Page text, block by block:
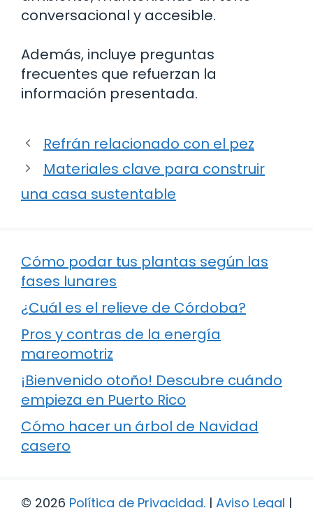
conversacional y accesible.
Además, incluye preguntas
frecuentes que refuerzan la
información presentada.
Refrán relacionado con el pez
Materiales clave para construir
una casa sustentable
Cómo podar tus plantas según las
fases lunares
¿Cuál es el relieve de Córdoba?
Pros y contras de la energía
mareomotriz
¡Bienvenido otoño! Descubre cuándo
empieza en Puerto Rico
Cómo hacer un árbol de Navidad
casero
© 2026 Política de Privacidad. | Aviso Legal |